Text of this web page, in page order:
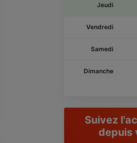
Jeudi
Vendredi
Samedi
Dimanche
Suivez
depuis